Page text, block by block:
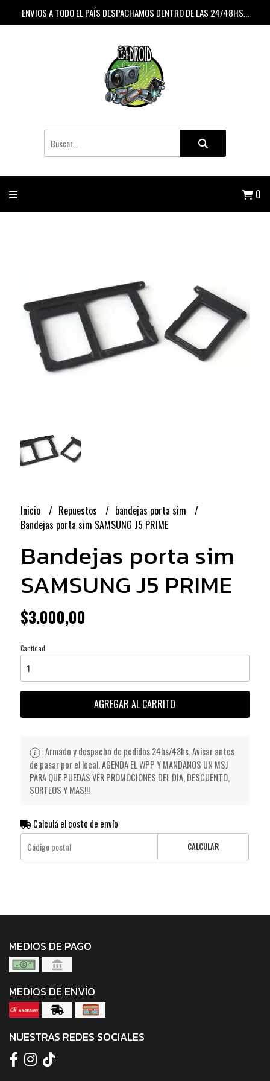
ENVIOS A TODO EL PAÍS DESPACHAMOS DENTRO DE LAS 24/48HS...
0
Inicio Repuestos
bandejas porta sim
Bandejas porta sim SAMSUNG J5 PRIME
Bandejas porta sim
SAMSUNG J5 PRIME
$3.000,00
Cantidad
AGREGAR AL CARRITO
Armado y despacho de pedidos 24hs/48hs. Avisar antes
de pasar por el local. AGENDA EL WPP Y MANDANOS UN MSJ
PARA QUE PUEDAS VER PROMOCIONES DEL DIA, DESCUENTO,
SORTEOS Y MAS!!!
Calculá el costo de envío
CALCULAR
MEDIOS DE PAGO
MEDIOS DE ENVÍO
NUESTRAS REDES SOCIALES